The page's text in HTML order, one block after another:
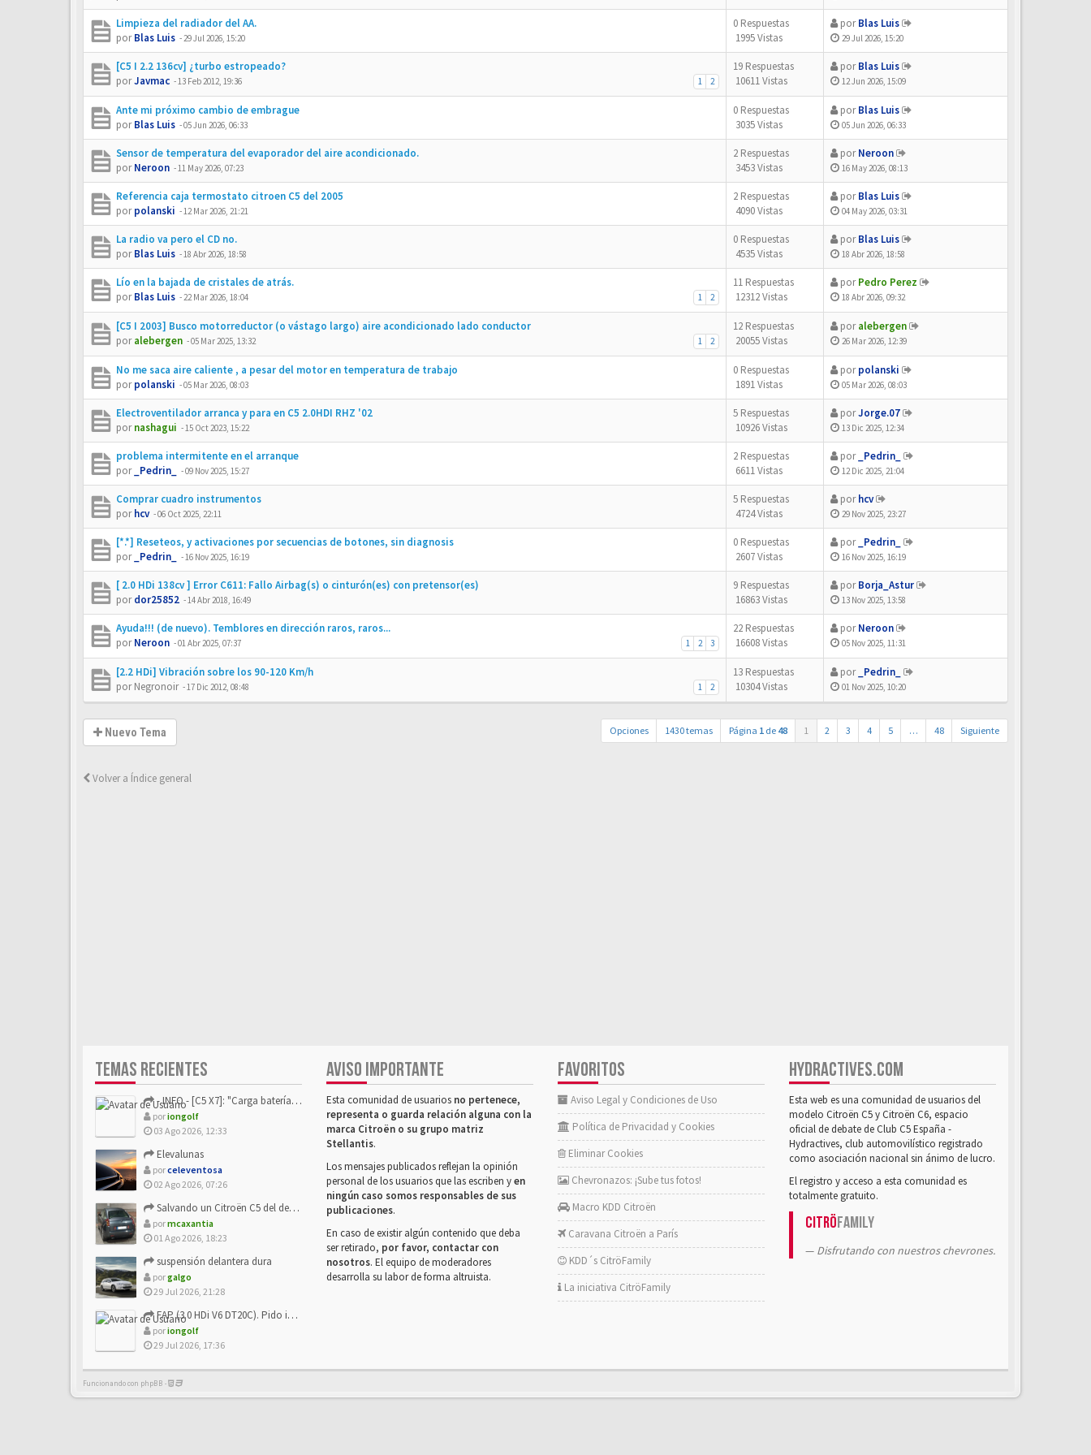
Limpieza del radiador del AA.
porBlas Luis -29 Jul 2026, 15:20
0 Respuestas
1995 Vistas
porBlas Luis
29 Jul 2026, 15:20
[C5 I 2.2 136cv] ¿turbo estropeado?
1 2
porJavmac -13 Feb 2012, 19:36
19 Respuestas
10611 Vistas
porBlas Luis
12 Jun 2026, 15:09
Ante mi próximo cambio de embrague
porBlas Luis -05 Jun 2026, 06:33
0 Respuestas
3035 Vistas
porBlas Luis
05 Jun 2026, 06:33
Sensor de temperatura del evaporador del aire acondicionado.
porNeroon -11 May 2026, 07:23
2 Respuestas
3453 Vistas
porNeroon
16 May 2026, 08:13
Referencia caja termostato citroen C5 del 2005
porpolanski -12 Mar 2026, 21:21
2 Respuestas
4090 Vistas
porBlas Luis
04 May 2026, 03:31
La radio va pero el CD no.
porBlas Luis -18 Abr 2026, 18:58
0 Respuestas
4535 Vistas
porBlas Luis
18 Abr 2026, 18:58
Lío en la bajada de cristales de atrás.
1 2
porBlas Luis -22 Mar 2026, 18:04
11 Respuestas
12312 Vistas
porPedro Perez
18 Abr 2026, 09:32
[C5 I 2003] Busco motorreductor (o vástago largo) aire acondicionado lado conductor
1 2
poralebergen -05 Mar 2025, 13:32
12 Respuestas
20055 Vistas
poralebergen
26 Mar 2026, 12:39
No me saca aire caliente , a pesar del motor en temperatura de trabajo
porpolanski -05 Mar 2026, 08:03
0 Respuestas
1891 Vistas
porpolanski
05 Mar 2026, 08:03
Electroventilador arranca y para en C5 2.0HDI RHZ '02
pornashagui -15 Oct 2023, 15:22
5 Respuestas
10926 Vistas
porJorge.07
13 Dic 2025, 12:34
problema intermitente en el arranque
por _Pedrin_ -09 Nov 2025, 15:27
2 Respuestas
6611 Vistas
por _Pedrin_
12 Dic 2025, 21:04
Comprar cuadro instrumentos
porhcv -06 Oct 2025, 22:11
5 Respuestas
4724 Vistas
porhcv
29 Nov 2025, 23:27
[*.*] Reseteos, y activaciones por secuencias de botones, sin diagnosis
por _Pedrin_ -16 Nov 2025, 16:19
0 Respuestas
2607 Vistas
por _Pedrin_
16 Nov 2025, 16:19
[ 2.0 HDi 138cv ] Error C611: Fallo Airbag(s) o cinturón(es) con pretensor(es)
pordor25852 -14 Abr 2018, 16:49
9 Respuestas
16863 Vistas
porBorja_Astur
13 Nov 2025, 13:58
Ayuda!!! (de nuevo). Temblores en dirección raros, raros...
1 2 3
porNeroon -01 Abr 2025, 07:37
22 Respuestas
16608 Vistas
porNeroon
05 Nov 2025, 11:31
[2.2 HDi] Vibración sobre los 90-120 Km/h
1 2
porNegronoir -17 Dic 2012, 08:48
13 Respuestas
10304 Vistas
por _Pedrin_
01 Nov 2025, 10:20
Nuevo Tema Opciones 1430 temas Página 1 de 48 1 2 3 4 5 … 48 Siguiente
Volver a Índice general
TEMAS RECIENTES
- INFO - [C5 X7]: "Carga batería o alimentación eléctri...
poriongolf
03 Ago 2026, 12:33
Elevalunas
porceleventosa
02 Ago 2026, 07:26
Salvando un Citroën C5 del desguace: Presentación y seguimiento
pormcaxantia
01 Ago 2026, 18:23
suspensión delantera dura
porgalgo
29 Jul 2026, 21:28
FAP (3.0 HDi V6 DT20C). Pido info sobre su sustitución
poriongolf
29 Jul 2026, 17:36
AVISO IMPORTANTE
Esta comunidad de usuarios no pertenece,
representa o guarda relación alguna con la
marca Citroën o su grupo matriz
Stellantis.
Los mensajes publicados reflejan la opinión
personal de los usuarios que las escriben yen
ningún caso somos responsables de sus
publicaciones.
En caso de existir algún contenido que deba
ser retirado, por favor, contactar con
nosotros. El equipo de moderadores
desarrolla su labor de forma altruista.
FAVORITOS
Aviso Legal y Condiciones de Uso
Política de Privacidad y Cookies
Eliminar Cookies
Chevronazos: ¡Sube tus fotos!
Macro KDD Citroën
Caravana Citroën a París
KDD´s CitröFamily
La iniciativa CitröFamily
HYDRACTIVES.COM
Esta web es una comunidad de usuarios del
modelo Citroën C5 y Citroën C6, espacio
oficial de debate de Club C5 España -
Hydractives, club automovilístico registrado
como asociación nacional sin ánimo de lucro.
El registro y acceso a esta comunidad es
totalmente gratuito.
CitröFamily
Disfrutando con nuestros chevrones.
Funcionando con phpBB -